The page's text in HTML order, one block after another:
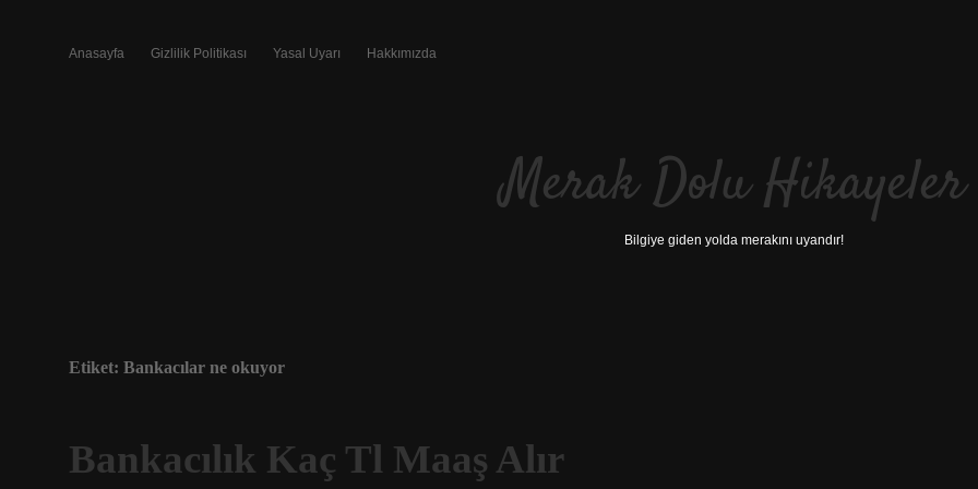
Anasayfa Gizlilik Politikası Yasal Uyarı Hakkımızda
Merak Dolu Hikayeler
Bilgiye giden yolda merakını uyandır!
Etiket: Bankacılar ne okuyor
Bankacılık Kaç Tl Maaş Alır